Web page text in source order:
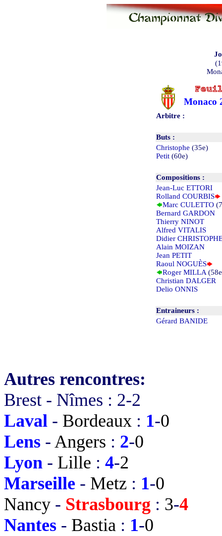
Monaco
Arbitre :
Buts :
Christophe (35e)
Petit (60e)
Compositions :
Jean-Luc ETTORI
Rolland COURBIS
Marc CULETTO
Bernard GARDON
Thierry NINOT
Alfred VITALIS
Didier
Alain MOIZAN
Jean PETIT
Raoul NOGUÈS
Roger MILLA
Christian DALGER
Delio ONNIS
Entraineurs :
Gérard BANIDE
Autres rencontres:
Brest - Nîmes : 2-2
Laval - Bordeaux : 1-0
Lens - Angers : 2-0
Lyon - Lille : 4-2
Marseille - Metz : 1-0
Nancy - Strasbourg : 3-4
Nantes - Bastia : 1-0